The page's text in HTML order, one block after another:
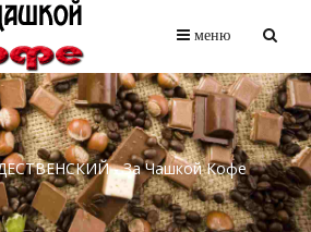
10:08
меню
- За Чашкой Кофе